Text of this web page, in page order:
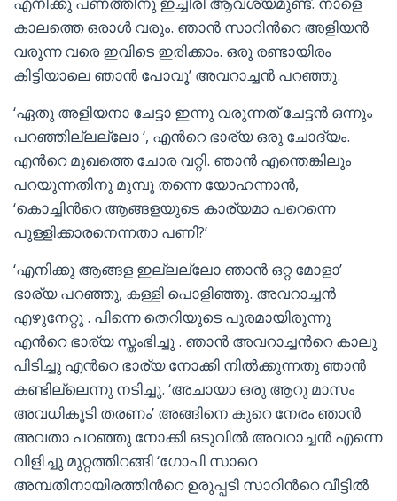
കാലത്തെ ഒരാള്‍ വരും. ഞാന്‍ സാറിന്‍റെ അളിയന്‍
വരുന്ന വരെ ഇവിടെ ഇരിക്കാം. ഒരു രണ്ടായിരം
കിട്ടിയാലെ ഞാന്‍ പോവൂ’ അവറാച്ചന്‍ പറഞ്ഞു.
‘ഏതു അളിയനാ ചേട്ടാ ഇന്നു വരുന്നത് ചേട്ടന്‍ ഒന്നും
പറഞ്ഞില്ലല്ലോ ‘, എന്‍റെ ഭാര്യ ഒരു ചോദ്യം.
എന്‍റെ മുഖത്തെ ചോര വറ്റി. ഞാന്‍ എന്തെങ്കിലും
പറയുന്നതിനു മുമ്പു തന്നെ യോഹന്നാന്‍,
‘കൊച്ചിന്‍റെ ആങ്ങളയുടെ കാര്യമാ പറെന്നെ
പുള്ളിക്കാരനെന്നതാ പണി?’
‘എനിക്കു ആങ്ങള ഇല്ലല്ലോ ഞാന്‍ ഒറ്റ മോളാ’
ഭാര്യ പറഞ്ഞു, കള്ളി പൊളിഞ്ഞു. അവറാച്ചന്‍
എഴുനേറ്റു . പിന്നെ തെറിയുടെ പൂരമായിരുന്നു
എന്‍റെ ഭാര്യ സ്തംഭിച്ചു . ഞാന്‍ അവറാച്ചന്‍റെ കാലു
പിടിച്ചു എന്‍റെ ഭാര്യ നോക്കി നില്‍ക്കുന്നതു ഞാന്‍
കണ്ടില്ലെന്നു നടിച്ചു. ‘അചായാ ഒരു ആറു മാസം
അവധികൂടി തരണം’ അങ്ങിനെ കുറെ നേരം ഞാന്‍
അവതാ പറഞ്ഞു നോക്കി ഒടുവില്‍ അവറാച്ചന്‍ എന്നെ
വിളിച്ചു മുറ്റത്തിറങ്ങി ‘ഗോപി സാറെ
അമ്പതിനായിരത്തിന്‍റെ ഉരുപ്പടി സാറിന്‍റെ വീട്ടില്‍